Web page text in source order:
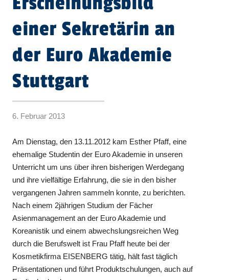
einer Sekretärin an
der Euro Akademie
Stuttgart
6. Februar 2013
Am Dienstag, den 13.11.2012 kam Esther Pfaff, eine
ehemalige Studentin der Euro Akademie in unseren
Unterricht um uns über ihren bisherigen Werdegang
und ihre vielfältige Erfahrung, die sie in den bisher
vergangenen Jahren sammeln konnte, zu berichten.
Nach einem 2jährigen Studium der Fächer
Asienmanagement an der Euro Akademie und
Koreanistik und einem abwechslungsreichen Weg
durch die Berufswelt ist Frau Pfaff heute bei der
Kosmetikfirma EISENBERG tätig, hält fast täglich
Präsentationen und führt Produktschulungen, auch auf